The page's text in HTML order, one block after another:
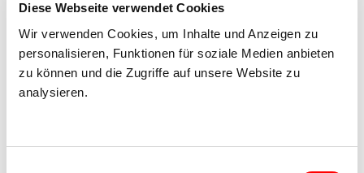
Diese Webseite verwendet Cookies
Wir verwenden Cookies, um Inhalte und Anzeigen zu
personalisieren, Funktionen für soziale Medien anbieten
zu können und die Zugriffe auf unsere Website zu
analysieren.